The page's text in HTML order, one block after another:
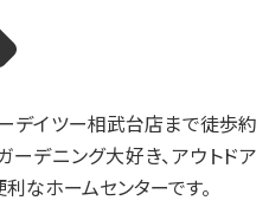
デイツー相武台店まで徒歩約
ーデニング大好き、アウトドア
なホームセンターです。